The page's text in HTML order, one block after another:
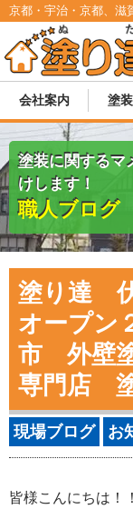
京都・宇治・京都、滋
会社案内 塗
塗装に関するマ
けします！
職人ブログ
塗り達
オープ
市 外壁
専門店
現場ブログ お
皆様こんにちは！！